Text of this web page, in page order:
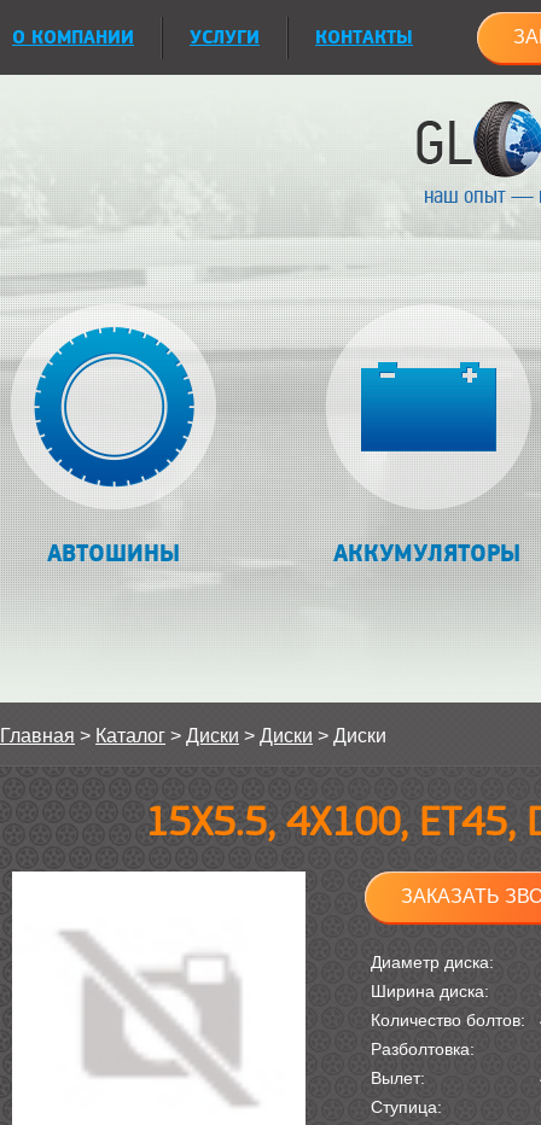
О КОМПАНИИ УСЛУГИ КОНТАКТЫ
наш опыт —
АВТОШИНЫ АККУМУЛЯТОРЫ
Главная > Каталог > Диски > Диски > Диски
15Х5.5, 4Х100, ET45,
ЗАКАЗАТЬ
Диаметр диска:
Ширина диска:
Количество болтов:
Разболтовка:
Вылет:
Ступица: